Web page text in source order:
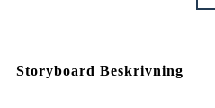
Storyboard Beskrivning